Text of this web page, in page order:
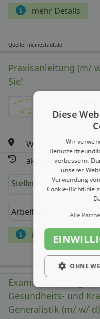
mehr Details
Quelle: meinestadt.de
Praxisanleitung (m/
Sie!
E.
Weisel
aktualisiert seit:
Stellenbeschreibung:
Arbeitszeit
mehr Details
Examinierte
Gesundheits- und
Generalistik (m/ w/ d)
Diese
Wir
verbessern.
unserer
Verwendung
Cookie-Richtlinie
Alle
OHNE